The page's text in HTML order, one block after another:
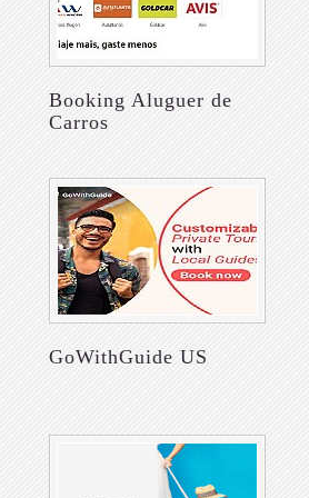
Booking Aluguer de
Carros
GoWithGuide US